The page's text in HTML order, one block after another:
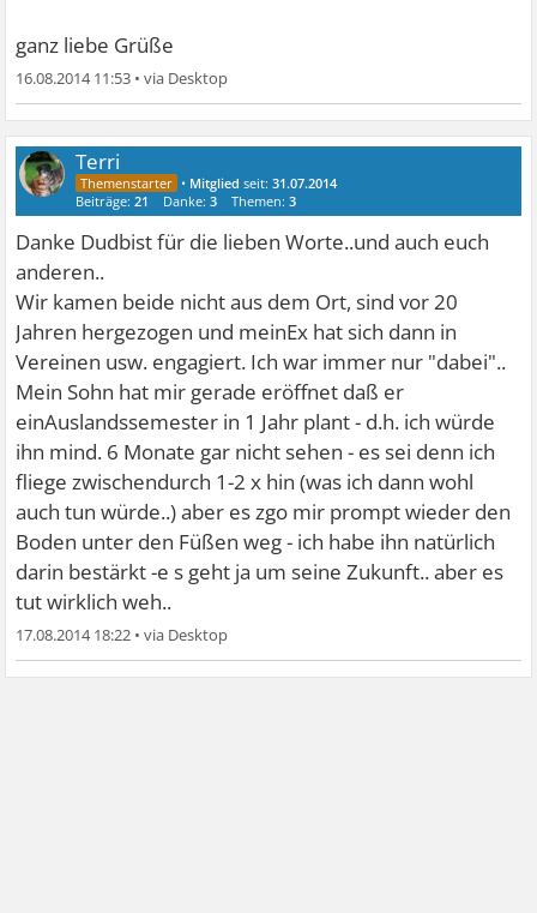
ganz liebe Grüße
16.08.2014 11:53 •
Terri
• Mitglied seit:31.07.2014
Beiträge:21 Danke:3 Themen:3
Danke Dudbist für die lieben Worte..und auch euch
anderen..
Wir kamen beide nicht aus dem Ort, sind vor 20
Jahren hergezogen und meinEx hat sich dann in
Vereinen usw. engagiert. Ich war immer nur "dabei"..
Mein Sohn hat mir gerade eröffnet daß er
einAuslandssemester in 1 Jahr plant - d.h. ich würde
ihn mind. 6 Monate gar nicht sehen - es sei denn ich
fliege zwischendurch 1-2 x hin (was ich dann wohl
auch tun würde..) aber es zgo mir prompt wieder den
Boden unter den Füßen weg - ich habe ihn natürlich
darin bestärkt -e s geht ja um seine Zukunft.. aber es
tut wirklich weh..
17.08.2014 18:22 •